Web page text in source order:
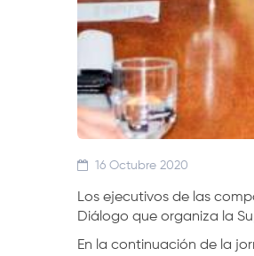
16 Octubre 2020
Los ejecutivos de las
Diálogo que organiza la
En la continuación de la